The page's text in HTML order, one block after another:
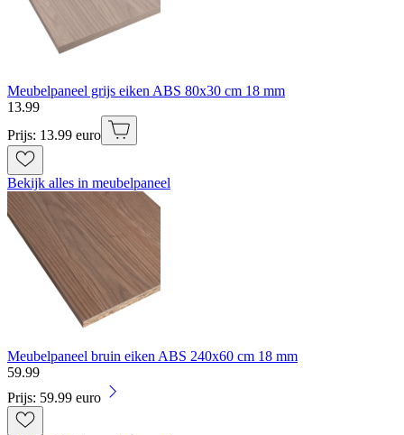
Meubelpaneel grijs eiken ABS 80x30 cm 18 mm
13.99
Prijs: 13.99 euro
Bekijk alles in meubelpaneel
Meubelpaneel bruin eiken ABS 240x60 cm 18 mm
59.99
Prijs: 59.99 euro